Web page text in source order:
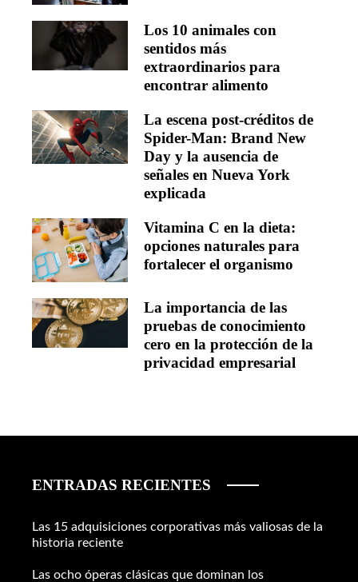
Los 10 animales con
sentidos más
extraordinarios para
encontrar alimento
La escena post-créditos de
Spider-Man: Brand New
Day y la ausencia de
señales en Nueva York
explicada
Vitamina C en la dieta:
opciones naturales para
fortalecer el organismo
La importancia de las
pruebas de conocimiento
cero en la protección de la
privacidad empresarial
ENTRADAS RECIENTES
Las 15 adquisiciones corporativas más valiosas de la
historia reciente
Las ocho óperas clásicas que dominan los